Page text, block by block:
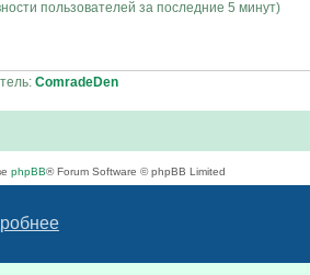
пользователей за последние 5 минут)
ComradeDen
phpBB® Forum Software © phpBB Limited